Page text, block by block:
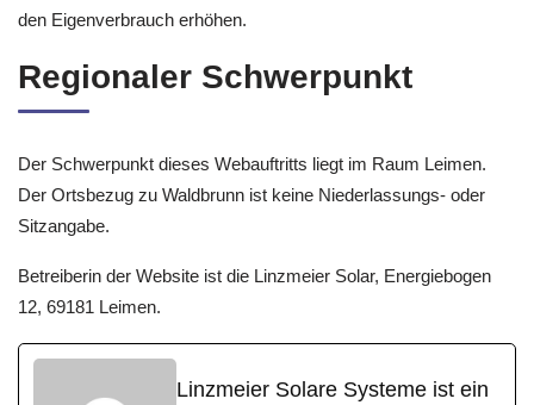
den Eigenverbrauch erhöhen.
Regionaler Schwerpunkt
Der Schwerpunkt dieses Webauftritts liegt im Raum Leimen.
Der Ortsbezug zu Waldbrunn ist keine Niederlassungs- oder
Sitzangabe.
Betreiberin der Website ist die Linzmeier Solar, Energiebogen
12, 69181 Leimen.
Linzmeier Solare Systeme ist ein